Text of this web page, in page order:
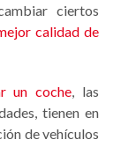
ciertos
calidad de
un coche , las
tienen en
de vehículos